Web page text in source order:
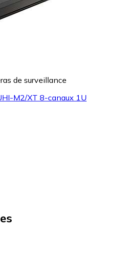
de surveillance
M2/XT 8-canaux 1U